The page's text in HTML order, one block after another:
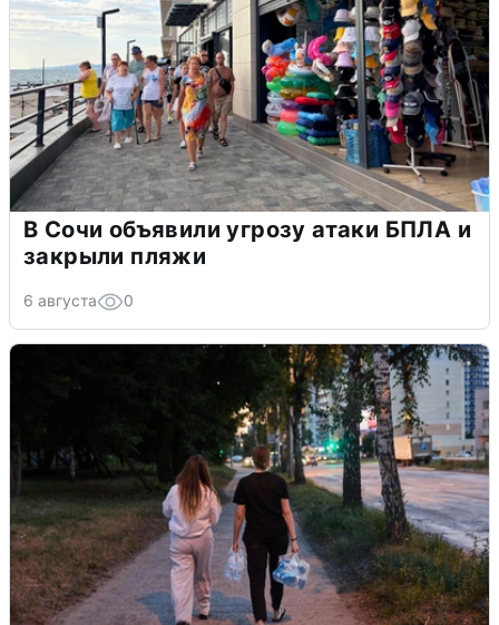
В Сочи объявили угрозу атаки БПЛА и
закрыли пляжи
6 августа 0